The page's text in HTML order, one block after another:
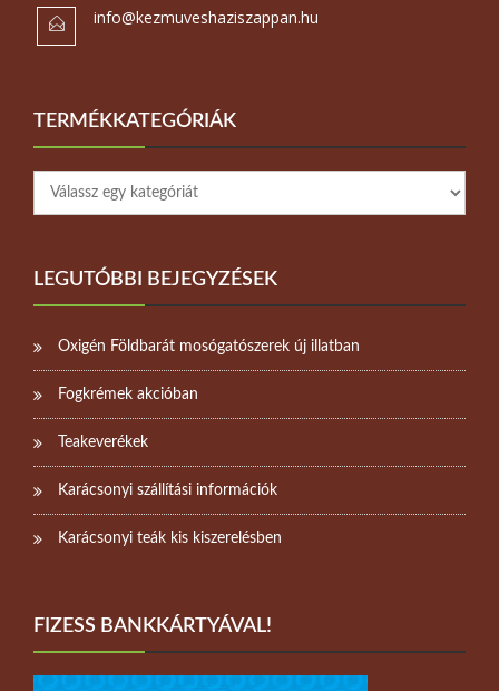
info@kezmuveshaziszappan.hu
TERMÉKKATEGÓRIÁK
LEGUTÓBBI BEJEGYZÉSEK
Oxigén Földbarát mosógatószerek új illatban
Fogkrémek akcióban
Teakeverékek
Karácsonyi szállítási információk
Karácsonyi teák kis kiszerelésben
FIZESS BANKKÁRTYÁVAL!